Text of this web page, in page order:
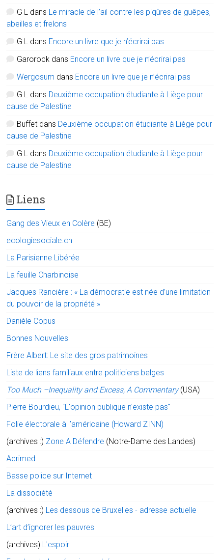
G L dans Le miracle de l’ail contre les piqûres de guêpes,
abeilles et frelons
G L dans Encore un livre que je n’écrirai pas
Garorock dans Encore un livre que je n’écrirai pas
Wergosum dans Encore un livre que je n’écrirai pas
G L dans Deuxième occupation étudiante à Liège pour
cause de Palestine
Buffet dans Deuxième occupation étudiante à Liège pour
cause de Palestine
G L dans Deuxième occupation étudiante à Liège pour
cause de Palestine
Liens
Gang des Vieux en Colère (BE)
ecologiesociale.ch
La Parisienne Libérée
La feuille Charbinoise
Jacques Rancière : « La démocratie est née d’une limitation
du pouvoir de la propriété »
Danièle Copus
Bonnes Nouvelles
Frère Albert: Le site des gros patrimoines
Liste de liens familiaux entre politiciens belges
Too Much –Inequality and Excess, A Commentary (USA)
Pierre Bourdieu, "L'opinion publique n'existe pas"
Folie électorale à l’américaine (Howard ZINN)
(archives :) Zone A Défendre (Notre-Dame des Landes)
Acrimed
Basse police sur Internet
La dissociété
(archives :) Les dessous de Bruxelles - adresse actuelle
L’art d’ignorer les pauvres
(archives) L'espoir